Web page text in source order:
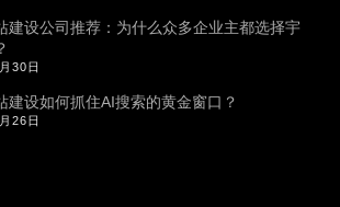
建设公司推荐：为什么众多企业主都选择宇
30日
建设如何抓住AI搜索的黄金窗口？
26日